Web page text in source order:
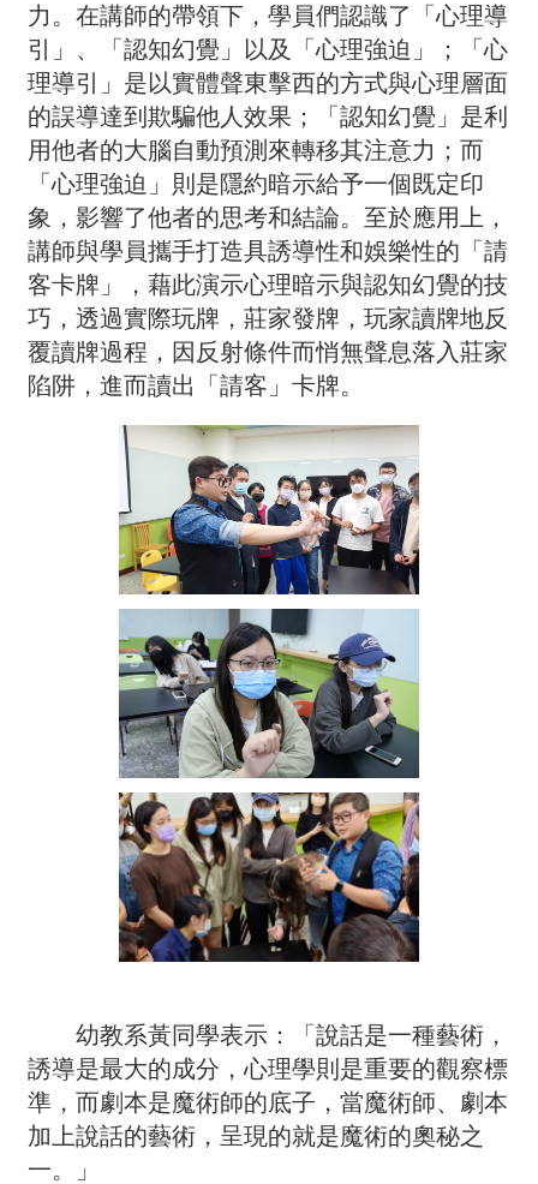
力。在講師的帶領下，學員們認識了「心理導
引」、「認知幻覺」以及「心理強迫」；「心
理導引」是以實體聲東擊西的方式與心理層面
的誤導達到欺騙他人效果；「認知幻覺」是利
用他者的大腦自動預測來轉移其注意力；而
「心理強迫」則是隱約暗示給予一個既定印
象，影響了他者的思考和結論。至於應用上，
講師與學員攜手打造具誘導性和娛樂性的「請
客卡牌」，藉此演示心理暗示與認知幻覺的技
巧，透過實際玩牌，莊家發牌，玩家讀牌地反
覆讀牌過程，因反射條件而悄無聲息落入莊家
陷阱，進而讀出「請客」卡牌。
幼教系黃同學表示：「說話是一種藝術，
誘導是最大的成分，心理學則是重要的觀察標
準，而劇本是魔術師的底子，當魔術師、劇本
加上說話的藝術，呈現的就是魔術的奧秘之
一。」